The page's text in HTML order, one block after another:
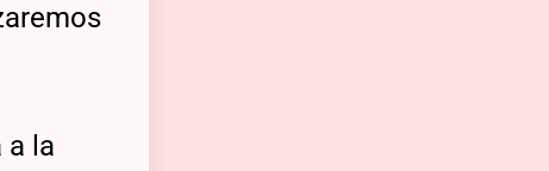
a la